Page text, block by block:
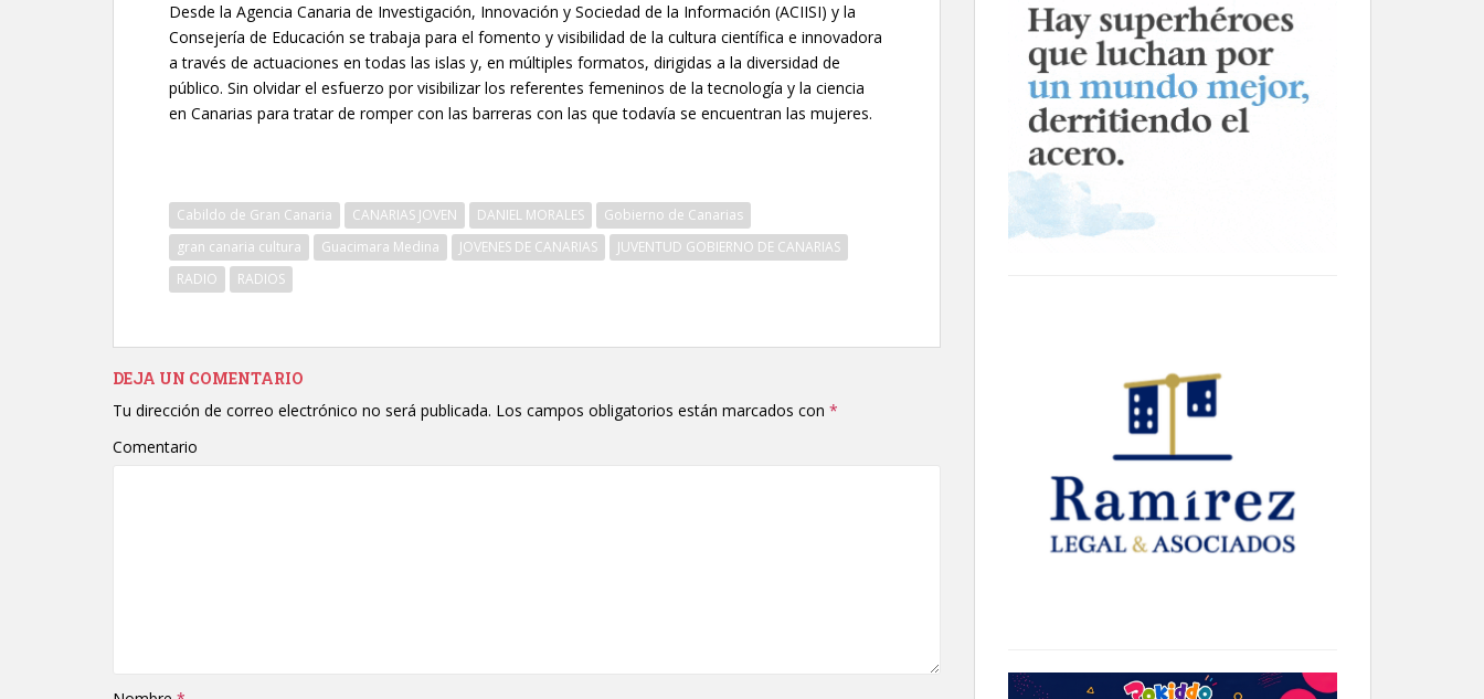
Desde la Agencia Canaria de Investigación, Innovación y Sociedad de la Información (ACIISI) y la
Consejería de Educación se trabaja para el fomento y visibilidad de la cultura científica e innovadora
a través de actuaciones en todas las islas y, en múltiples formatos, dirigidas a la diversidad de
público. Sin olvidar el esfuerzo por visibilizar los referentes femeninos de la tecnología y la ciencia
en Canarias para tratar de romper con las barreras con las que todavía se encuentran las mujeres.
Cabildo de Gran Canaria CANARIAS JOVEN DANIEL MORALES
Gobierno de Canarias
gran canaria cultura
Guacimara Medina JOVENES DE CANARIAS
JUVENTUD GOBIERNO DE CANARIAS
RADIO
RADIOS
DEJA UN COMENTARIO
Tu dirección de correo electrónico no será publicada. Los campos obligatorios están marcados con *
Comentario